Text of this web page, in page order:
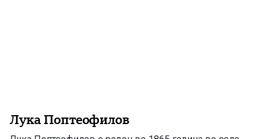
Лука Поптеофилов